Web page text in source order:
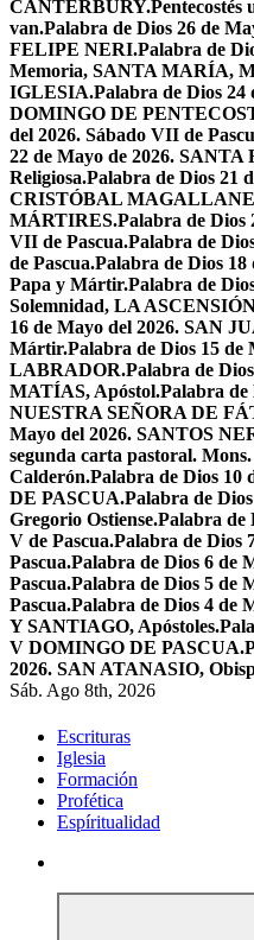
CANTERBURY.Pentecostés
van.Palabra de Dios 26 de
FELIPE NERI.Palabra de
Memoria, SANTA MARÍA,
IGLESIA.Palabra de Dios 24
DOMINGO DE
del 2026. Sábado VII de
22 de Mayo de 2026.
Religiosa.Palabra de Dios 21
CRISTÓBAL
MÁRTIRES.Palabra de Dios
VII de Pascua.Palabra de
de Pascua.Palabra de Dios
Papa y Mártir.Palabra de
Solemnidad, LA
16 de Mayo del 2026. SAN
Mártir.Palabra de Dios 15
LABRADOR.Palabra de
MATÍAS, Apóstol.Palabra de
NUESTRA SEÑORA DE
Mayo del 2026. SANTOS
segunda carta pastoral.
Calderón.Palabra de Dios 10
DE PASCUA.Palabra de
Gregorio Ostiense.Palabra de
V de Pascua.Palabra de Dios
Pascua.Palabra de Dios 6 de
Pascua.Palabra de Dios 5 de
Pascua.Palabra de Dios 4 de
Y SANTIAGO, Apóstoles.
V DOMINGO DE PASCUA.
2026. SAN ATANASIO,
Sáb. Ago 8th, 2026
Escrituras
Iglesia
Formación
Profética
Espíritualidad